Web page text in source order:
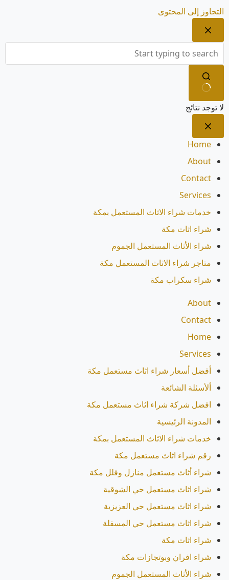
التجاوز إلى المحتوى
لا توجد نتائج
Home
About
Contact
Services
خدمات شراء الاثاث المستعمل بمكة
شراء اثاث مكة
شراء الأثاث المستعمل الجموم
متاجر شراء الاثاث المستعمل مكة
شراء سكراب مكة
About
Contact
Home
Services
أفضل أسعار شراء اثاث مستعمل مكة
ألأسئلة الشائعة
افضل شركة شراء اثاث مستعمل مكة
المدونة الرئيسية
خدمات شراء الاثاث المستعمل بمكة
رقم شراء اثاث مستعمل مكة
شراء أثاث مستعمل منازل وفلل مكة
شراء اثاث مستعمل حي الشوقية
شراء اثاث مستعمل حي العزيزية
شراء اثاث مستعمل حي المسفلة
شراء اثاث مكة
شراء افران وبوتجازات مكة
شراء الأثاث المستعمل الجموم